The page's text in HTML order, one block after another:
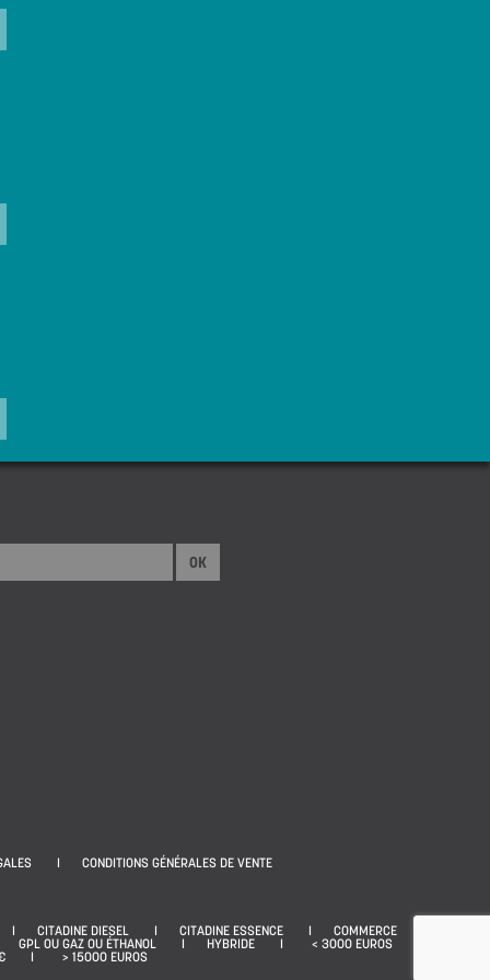
OK
CONDITIONS GÉNÉRALES DE VENTE
CITADINE DIESEL CITADINE ESSENCE
COMMERCE
GPL OU GAZ OU ÉTHANOL
HYBRIDE
< 3000 EUROS
> 15000 EUROS